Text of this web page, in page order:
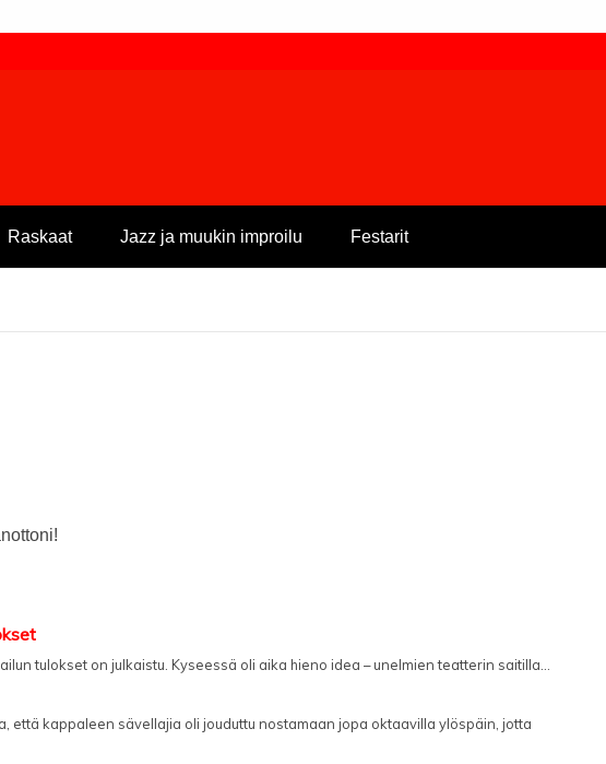
Raskaat Jazz ja muukin improilu Festarit
tulokset on julkaistu. Kyseessä oli aika hieno idea – unelmien teatterin saitilla...
että kappaleen sävellajia oli jouduttu nostamaan jopa oktaavilla ylöspäin, jotta